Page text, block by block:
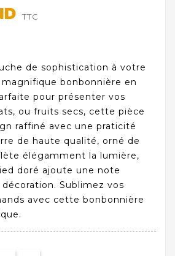
TTC
de sophistication à votre
bonbonnière en
pour présenter vos
ou fruits secs, cette pièce
raffiné avec une praticité
de haute qualité, orné de
élégamment la lumière,
doré ajoute une note
Sublimez vos
avec cette bonbonnière